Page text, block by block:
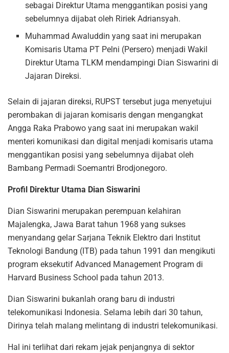
sebagai Direktur Utama menggantikan posisi yang
sebelumnya dijabat oleh Ririek Adriansyah.
Muhammad Awaluddin yang saat ini merupakan
Komisaris Utama PT Pelni (Persero) menjadi Wakil
Direktur Utama TLKM mendampingi Dian Siswarini di
Jajaran Direksi.
Selain di jajaran direksi, RUPST tersebut juga menyetujui
perombakan di jajaran komisaris dengan mengangkat
Angga Raka Prabowo yang saat ini merupakan wakil
menteri komunikasi dan digital menjadi komisaris utama
menggantikan posisi yang sebelumnya dijabat oleh
Bambang Permadi Soemantri Brodjonegoro.
Profil Direktur Utama Dian Siswarini
Dian Siswarini merupakan perempuan kelahiran
Majalengka, Jawa Barat tahun 1968 yang sukses
menyandang gelar Sarjana Teknik Elektro dari Institut
Teknologi Bandung (ITB) pada tahun 1991 dan mengikuti
program eksekutif Advanced Management Program di
Harvard Business School pada tahun 2013.
Dian Siswarini bukanlah orang baru di industri
telekomunikasi Indonesia. Selama lebih dari 30 tahun,
Dirinya telah malang melintang di industri telekomunikasi.
Hal ini terlihat dari rekam jejak penjangnya di sektor